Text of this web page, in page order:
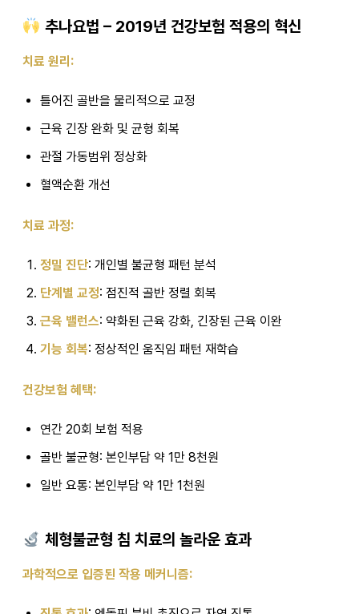
추나요법 – 2019년 건강보험 적용의 혁신
치료 원리:
틀어진 골반을 물리적으로 교정
근육 긴장 완화 및 균형 회복
관절 가동범위 정상화
혈액순환 개선
치료 과정:
정밀 진단: 개인별 불균형 패턴 분석
단계별 교정: 점진적 골반 정렬 회복
근육 밸런스: 약화된 근육 강화, 긴장된 근육 이완
기능 회복: 정상적인 움직임 패턴 재학습
건강보험 혜택:
연간 20회 보험 적용
골반 불균형: 본인부담 약 1만 8천원
일반 요통: 본인부담 약 1만 1천원
체형불균형 침 치료의 놀라운 효과
과학적으로 입증된 작용 메커니즘: